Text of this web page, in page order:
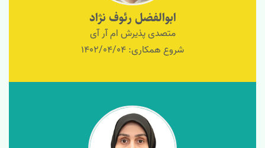
ابوالفضل رئوف نژاد
متصدی پذیرش ام آر آی
شروع همکاری: 1402/04/04